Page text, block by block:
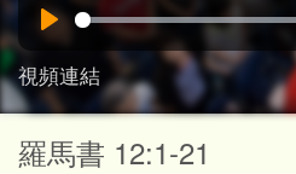
Play
視頻連結
羅馬書 12:1-21